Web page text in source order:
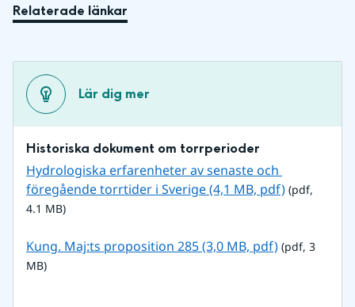
Relaterade länkar
Lär dig mer
Historiska dokument om torrperioder
Hydrologiska erfarenheter av senaste och
föregående torrtider i Sverige (4,1 MB, pdf)pdf, 4.1 MB.
(pdf,
4.1 MB)
Kung. Maj:ts proposition 285 (3,0 MB, pdf)pdf, 3 MB.
(pdf, 3
MB)